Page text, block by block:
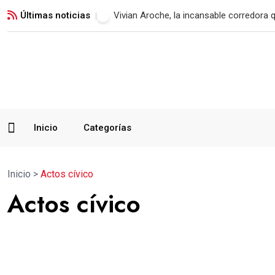
Últimas noticias Xelajú MC consigue su primer triunfo
Inicio Categorías
Inicio > Actos cívico
Actos cívico